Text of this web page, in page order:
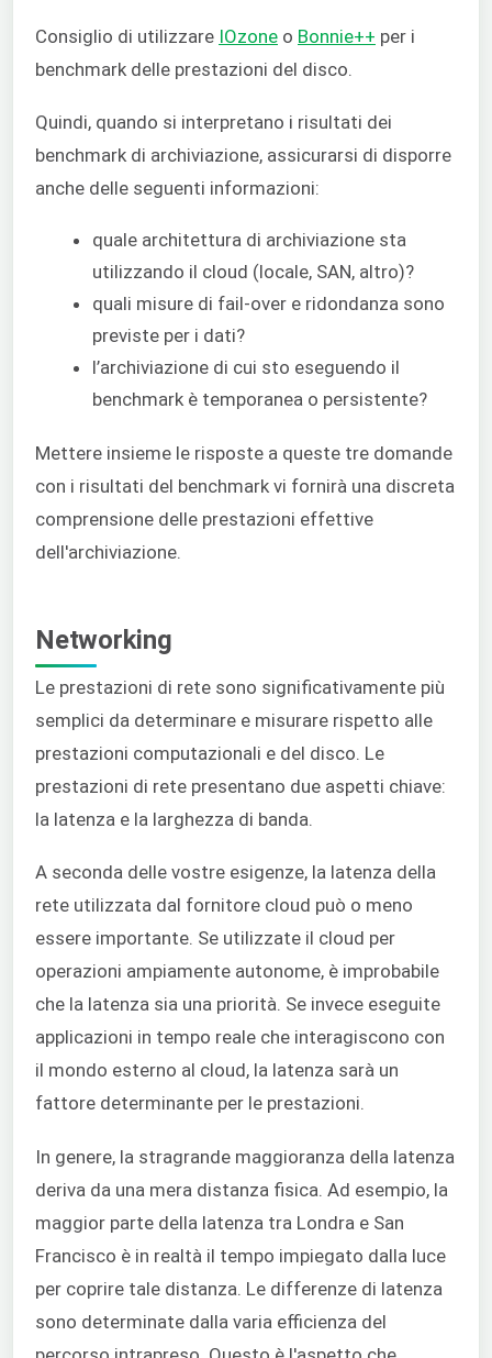
Consiglio di utilizzare IOzone o Bonnie++ per i
benchmark delle prestazioni del disco.
Quindi, quando si interpretano i risultati dei
benchmark di archiviazione, assicurarsi di disporre
anche delle seguenti informazioni:
quale architettura di archiviazione sta
utilizzando il cloud (locale, SAN, altro)?
quali misure di fail-over e ridondanza sono
previste per i dati?
l’archiviazione di cui sto eseguendo il
benchmark è temporanea o persistente?
Mettere insieme le risposte a queste tre domande
con i risultati del benchmark vi fornirà una discreta
comprensione delle prestazioni effettive
dell'archiviazione.
Networking
Le prestazioni di rete sono significativamente più
semplici da determinare e misurare rispetto alle
prestazioni computazionali e del disco. Le
prestazioni di rete presentano due aspetti chiave:
la latenza e la larghezza di banda.
A seconda delle vostre esigenze, la latenza della
rete utilizzata dal fornitore cloud può o meno
essere importante. Se utilizzate il cloud per
operazioni ampiamente autonome, è improbabile
che la latenza sia una priorità. Se invece eseguite
applicazioni in tempo reale che interagiscono con
il mondo esterno al cloud, la latenza sarà un
fattore determinante per le prestazioni.
In genere, la stragrande maggioranza della latenza
deriva da una mera distanza fisica. Ad esempio, la
maggior parte della latenza tra Londra e San
Francisco è in realtà il tempo impiegato dalla luce
per coprire tale distanza. Le differenze di latenza
sono determinate dalla varia efficienza del